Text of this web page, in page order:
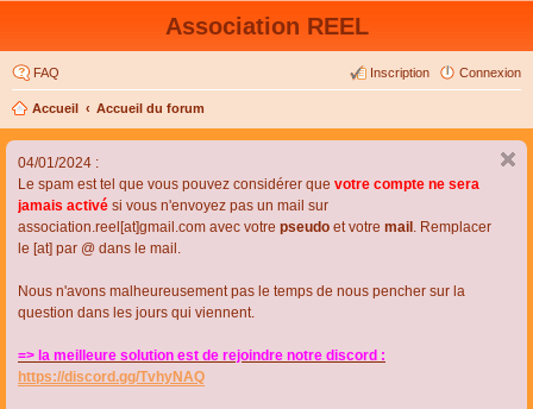
Association REEL
FAQ Connexion
Inscription
Accueil Accueil du forum
04/01/2024 :
Le spam est tel que vous pouvez considérer que votre compte ne sera
jamais activé si vous n'envoyez pas un mail sur
association.reel[at]gmail.com avec votre pseudo et votre mail . Remplacer
le [at] par @ dans le mail.
Nous n'avons malheureusement pas le temps de nous pencher sur la
question dans les jours qui viennent.
=> la meilleure solution est de rejoindre notre discord :
https://discord.gg/TvhyNAQ